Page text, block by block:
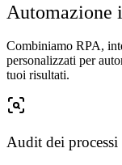
Automazione
Combiniamo RPA,
personalizzati per
tuoi risultati.
Audit dei processi